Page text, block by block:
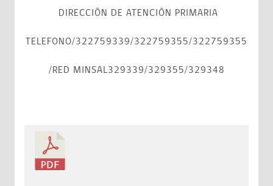
DIRECCIÓN DE ATENCIÓN PRIMARIA
TELEFONO/322759339/322759355/322759355
/RED MINSAL329339/329355/329348